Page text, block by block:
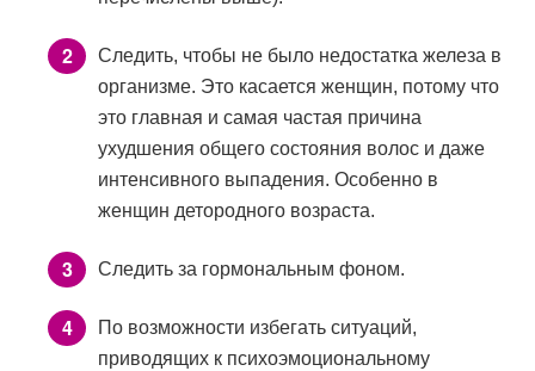
Следить, чтобы не было недостатка железа в
организме. Это касается женщин, потому что
это главная и самая частая причина
ухудшения общего состояния волос и даже
интенсивного выпадения. Особенно в
женщин детородного возраста.
Следить за гормональным фоном.
По возможности избегать ситуаций,
приводящих к психоэмоциональному